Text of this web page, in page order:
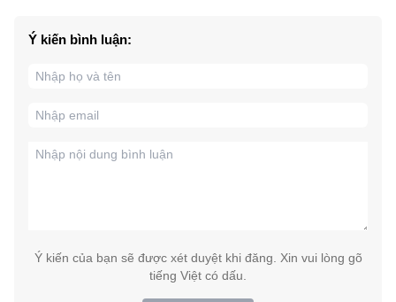
Ý kiến bình luận:
Ý kiến của bạn sẽ được xét duyệt khi đăng. Xin vui lòng gõ
tiếng Việt có dấu.